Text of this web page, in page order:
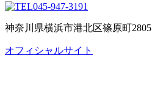
045-947-3191
神奈川県横浜市港北区篠原町2805
オフィシャルサイト